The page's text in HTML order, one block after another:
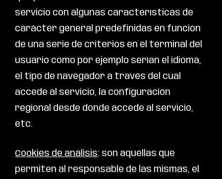
servicio con algunas características de
carácter general predefinidas en función
de una serie de criterios en el terminal del
usuario como por ejemplo serían el idioma,
el tipo de navegador a través del cual
accede al servicio, la configuración
regional desde donde accede al servicio,
etc.
Cookies de análisis: son aquéllas que
permiten al responsable de las mismas, el